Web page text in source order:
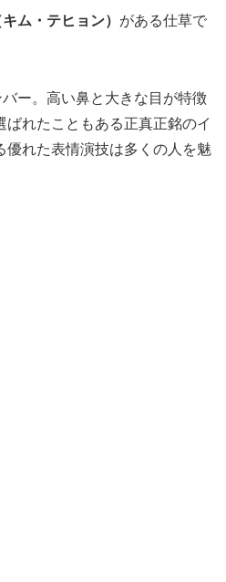
ム・テヒョン） がある仕草で
ー。高い鼻と大きな目が特徴
ばれたこともある正真正銘のイ
優れた表情演技は多くの人を魅